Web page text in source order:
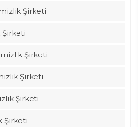
Şirketi
Şirketi
Şirketi
Şirketi
Şirketi
Şirketi